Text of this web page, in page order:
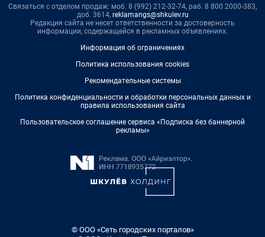
Связаться с отделом продаж: моб. 8 (992) 212-32-74, раб. 8 800 2000-383,
доб. 3614, reklamangs@shkulev.ru
Редакция сайта не несет ответственности за достоверность
информации, содержащейся в рекламных объявлениях.
Информация об ограничениях
Политика использования cookies
Рекомендательные системы
Политика конфиденциальности и обработки персональных данных и
правила использования сайта
Пользовательское соглашение сервиса «Подписка без баннерной
рекламы»
© ООО «Сеть городских порталов»